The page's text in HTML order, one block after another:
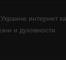
интернет
и духовности